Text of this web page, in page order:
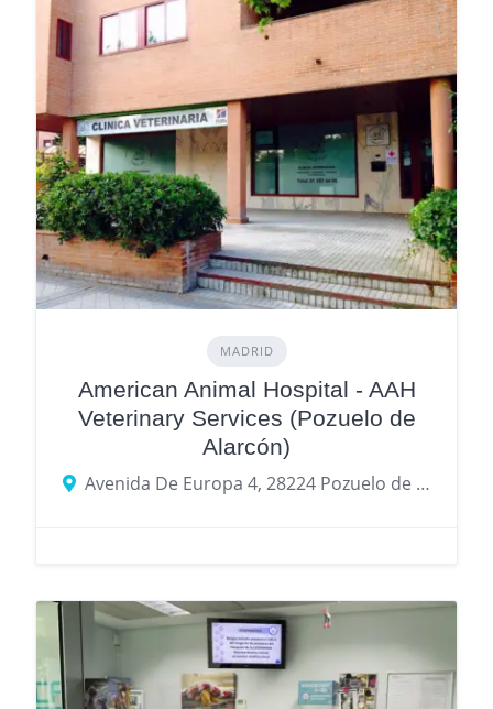
MADRID
American Animal Hospital - AAH
Veterinary Services (Pozuelo de
Alarcón)
Avenida De Europa 4, 28224 Pozuelo de Alarcón, provincia de Madrid, España